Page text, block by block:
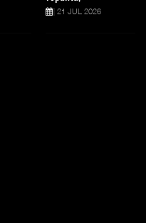
21 JUL 2026